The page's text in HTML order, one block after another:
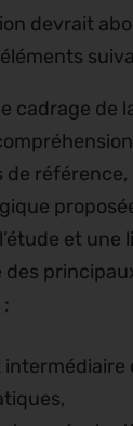
devrait
cadrage de
de référence,
et une
des
intermédiaire